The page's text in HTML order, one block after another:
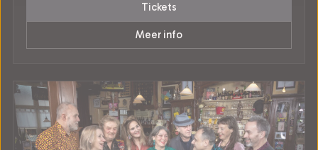
Tickets
Meer info